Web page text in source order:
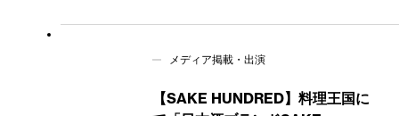
メディア掲載・出演
【SAKE HUNDRED】料理王国に